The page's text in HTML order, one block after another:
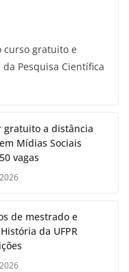
curso gratuito e
Pesquisa Científica
gratuito a distância
Mídias Sociais
vagas
de mestrado e
da UFPR